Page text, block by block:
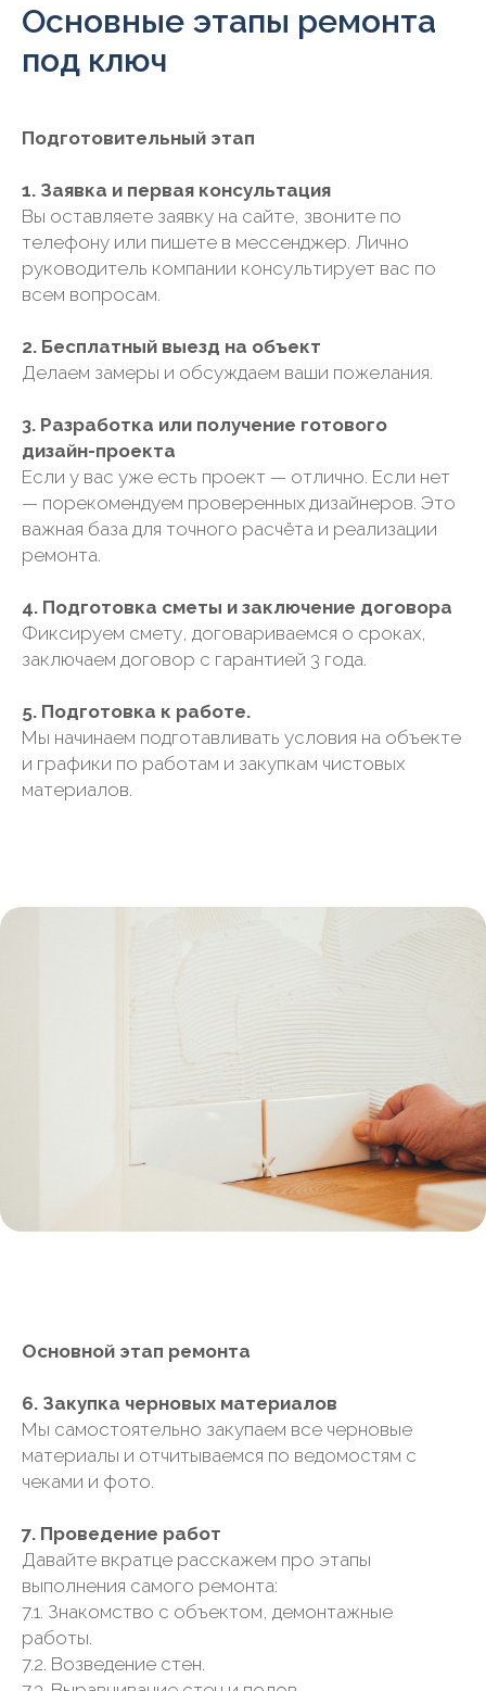
Основные этапы ремонта
под ключ
Подготовительный этап
1. Заявка и первая консультация
Вы оставляете заявку на сайте, звоните по
телефону или пишете в мессенджер. Лично
руководитель компании консультирует вас по
всем вопросам.
2. Бесплатный выезд на объект
Делаем замеры и обсуждаем ваши пожелания.
3. Разработка или получение готового
дизайн-проекта
Если у вас уже есть проект — отлично. Если нет
— порекомендуем проверенных дизайнеров. Это
важная база для точного расчёта и реализации
ремонта.
4. Подготовка сметы и заключение договора
Фиксируем смету, договариваемся о сроках,
заключаем договор с гарантией 3 года.
5. Подготовка к работе.
Мы начинаем подготавливать условия на объекте
и графики по работам и закупкам чистовых
материалов.
Основной этап ремонта
6. Закупка черновых материалов
Мы самостоятельно закупаем все черновые
материалы и отчитываемся по ведомостям с
чеками и фото.
7. Проведение работ
Давайте вкратце расскажем про этапы
выполнения самого ремонта:
7.1. Знакомство с объектом, демонтажные
работы.
7.2. Возведение стен.